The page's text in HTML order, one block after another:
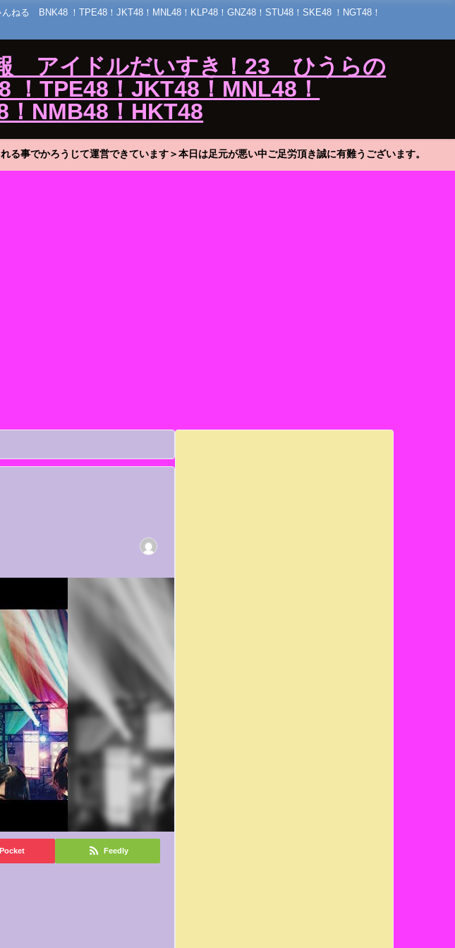
る BNK48 ！TPE48！JKT48！MNL48！KLP48！GNZ48！STU48！SKE48 ！NGT48！
アイドルだいすき！23 ひうらの
TPE48！JKT48！MNL48！
！NMB48！HKT48
事でかろうじて運営できています＞本日は足元が悪い中ご足労頂き誠に有難うございます。
Pocket Feedly